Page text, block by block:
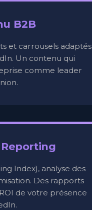
B2B
et carrousels adaptés
Un contenu qui
comme leader
Index), analyse des
Des rapports
de votre présence